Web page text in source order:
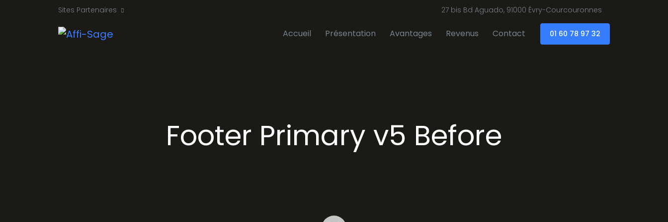
Sites Partenaires 27 bis Bd Aguado, 91000 Évry-Courcouronnes
Accueil Présentation Avantages Revenus Contact 01 60 78 97 32
Footer Primary v5 Before